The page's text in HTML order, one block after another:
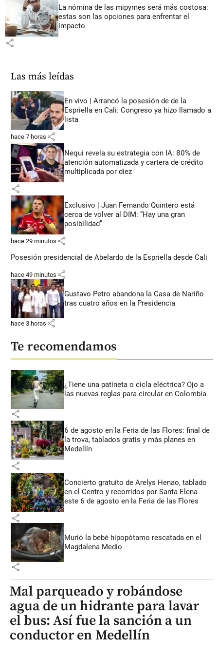
La nómina de las mipymes será más costosa:
estas son las opciones para enfrentar el
impacto
share
Las más leídas
En vivo | Arrancó la posesión de de la
Espriella en Cali: Congreso ya hizo llamado a
lista
hace 7 horas share
Nequi revela su estrategia con IA: 80% de
atención automatizada y cartera de crédito
multiplicada por diez
share
Exclusivo | Juan Fernando Quintero está
cerca de volver al DIM: “Hay una gran
posibilidad”
hace 29 minutos share
Posesión presidencial de Abelardo de la Espriella desde Cali
hace 49 minutos share
Gustavo Petro abandona la Casa de Nariño
tras cuatro años en la Presidencia
hace 3 horas share
Te recomendamos
¿Tiene una patineta o cicla eléctrica? Ojo a
las nuevas reglas para circular en Colombia
share
6 de agosto en la Feria de las Flores: final de
la trova, tablados gratis y más planes en
Medellín
share
Concierto gratuito de Arelys Henao, tablado
en el Centro y recorridos por Santa Elena
este 6 de agosto en la Feria de las Flores
share
Murió la bebé hipopótamo rescatada en el
Magdalena Medio
share
Mal parqueado y robándose
agua de un hidrante para lavar
el bus: Así fue la sanción a un
conductor en Medellín